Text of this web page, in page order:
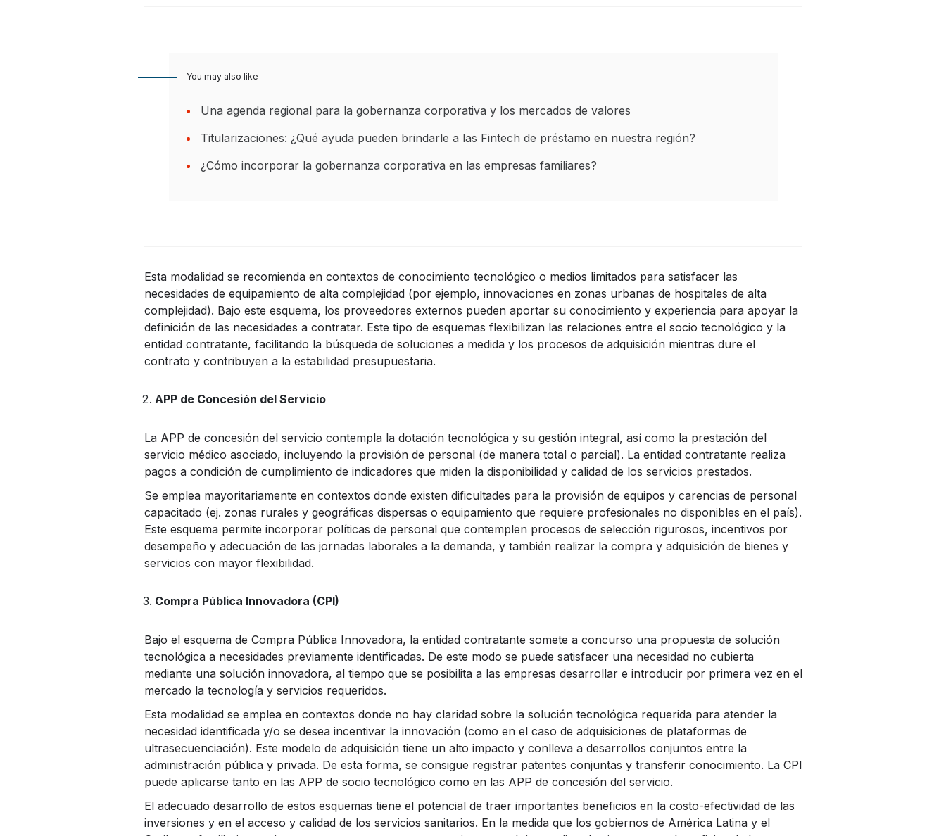
You may also like
Una agenda regional para la gobernanza corporativa y los mercados de valores
Titularizaciones: ¿Qué ayuda pueden brindarle a las Fintech de préstamo en nuestra región?
¿Cómo incorporar la gobernanza corporativa en las empresas familiares?
Esta modalidad se recomienda en contextos de conocimiento tecnológico o medios limitados para satisfacer las
necesidades de equipamiento de alta complejidad (por ejemplo, innovaciones en zonas urbanas de hospitales de alta
complejidad). Bajo este esquema, los proveedores externos pueden aportar su conocimiento y experiencia para apoyar la
definición de las necesidades a contratar. Este tipo de esquemas flexibilizan las relaciones entre el socio tecnológico y la
entidad contratante, facilitando la búsqueda de soluciones a medida y los procesos de adquisición mientras dure el
contrato y contribuyen a la estabilidad presupuestaria.
APP de Concesión del Servicio
La APP de concesión del servicio contempla la dotación tecnológica y su gestión integral, así como la prestación del
servicio médico asociado, incluyendo la provisión de personal (de manera total o parcial). La entidad contratante realiza
pagos a condición de cumplimiento de indicadores que miden la disponibilidad y calidad de los servicios prestados.
Se emplea mayoritariamente en contextos donde existen dificultades para la provisión de equipos y carencias de personal
capacitado (ej. zonas rurales y geográficas dispersas o equipamiento que requiere profesionales no disponibles en el país).
Este esquema permite incorporar políticas de personal que contemplen procesos de selección rigurosos, incentivos por
desempeño y adecuación de las jornadas laborales a la demanda, y también realizar la compra y adquisición de bienes y
servicios con mayor flexibilidad.
Compra Pública Innovadora (CPI)
Bajo el esquema de Compra Pública Innovadora, la entidad contratante somete a concurso una propuesta de solución
tecnológica a necesidades previamente identificadas. De este modo se puede satisfacer una necesidad no cubierta
mediante una solución innovadora, al tiempo que se posibilita a las empresas desarrollar e introducir por primera vez en el
mercado la tecnología y servicios requeridos.
Esta modalidad se emplea en contextos donde no hay claridad sobre la solución tecnológica requerida para atender la
necesidad identificada y/o se desea incentivar la innovación (como en el caso de adquisiciones de plataformas de
ultrasecuenciación). Este modelo de adquisición tiene un alto impacto y conlleva a desarrollos conjuntos entre la
administración pública y privada. De esta forma, se consigue registrar patentes conjuntas y transferir conocimiento. La CPI
puede aplicarse tanto en las APP de socio tecnológico como en las APP de concesión del servicio.
El adecuado desarrollo de estos esquemas tiene el potencial de traer importantes beneficios en la costo-efectividad de las
inversiones y en el acceso y calidad de los servicios sanitarios. En la medida que los gobiernos de América Latina y el